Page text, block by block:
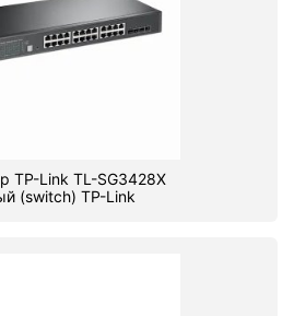
TP-Link TL-SG3428X
(switch) TP-Link